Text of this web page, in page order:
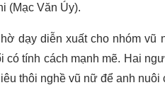
(Mạc Văn Úy).
dạy diễn xuất cho nhóm
có tính cách mạnh mẽ. Hai
thôi nghề vũ nữ để anh nuôi